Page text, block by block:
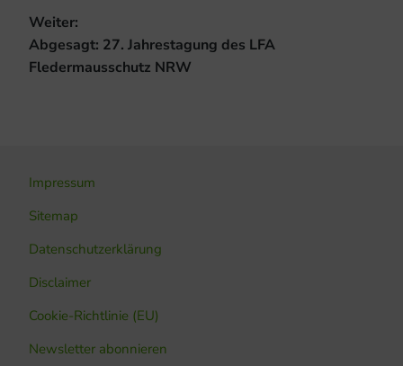
Weiter:
Nächster
Beitrag:
Abgesagt: 27. Jahrestagung des LFA
Fledermausschutz NRW
Impressum
Sitemap
Datenschutzerklärung
Disclaimer
Cookie-Richtlinie (EU)
Newsletter abonnieren